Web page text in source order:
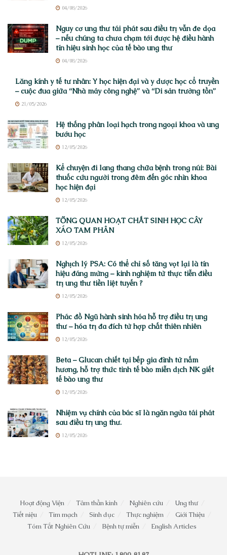
04/08/2026
Nguy cơ ung thư tái phát sau điều trị vẫn đe dọa
– nếu chúng ta chưa chạm tới được hệ điều hành
tín hiệu sinh học của tế bào ung thư
04/08/2026
Lăng kính y tế tư nhân: Y học hiện đại và y dược học cổ truyền
– cuộc đua giữa “Nhà máy công nghệ” và “Di sản trường tồn”
21/05/2026
Hệ thống phân loại hạch trong ngoại khoa và ung
bướu học
12/05/2026
Kể chuyện đi lang thang chữa bệnh trong núi: Bài
thuốc cứu người trong đêm đến góc nhìn khoa
học hiện đại
12/05/2026
TỔNG QUAN HOẠT CHẤT SINH HỌC CÂY
XÁO TAM PHÂN
12/05/2026
Nghịch lý PSA: Có thể chỉ số tăng vọt lại là tín
hiệu đáng mừng – kinh nghiệm từ thực tiễn điều
trị ung thư tiền liệt tuyến ?
12/05/2026
Phác đồ Ngũ hành sinh hóa hỗ trợ điều trị ung
thư – hóa trị đa đích từ hợp chất thiên nhiên
12/05/2026
Beta – Glucan chiết tại bếp gia đình từ nấm
hương, hỗ trợ thức tỉnh tế bào miễn dịch NK giết
tế bào ung thư
12/05/2026
Nhiệm vụ chính của bác sĩ là ngăn ngừa tái phát
sau điều trị ung thư.
12/05/2026
Hoạt động Viện Tâm thần kinh Nghiên cứu
Ung thư
Tiết niệu
Tim mạch Sinh dục Thực nghiệm
Giới Thiệu
Tóm Tắt Nghiên Cứu
Bệnh tự miễn English Articles